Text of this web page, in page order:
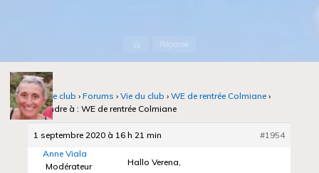
AccueilRéponse
Notre club › Forums › Vie du club › WE de rentrée Colmiane ›
Répondre à : WE de rentrée Colmiane
1 septembre 2020 à 16 h 21 min
#1954
Anne Viala
Modérateur
Hallo Verena,